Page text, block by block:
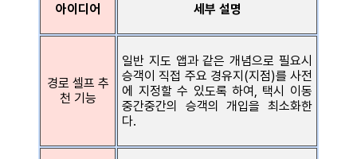
아이디어 세부 설명
경로 셀프 추
천 기능
일반 지도 앱과 같은 개념으로 필요시
승객이 직접 주요 경유지(지점)를 사전
에 지정할 수 있도록 하여, 택시 이동
중간중간의 승객의 개입을 최소화한
다.